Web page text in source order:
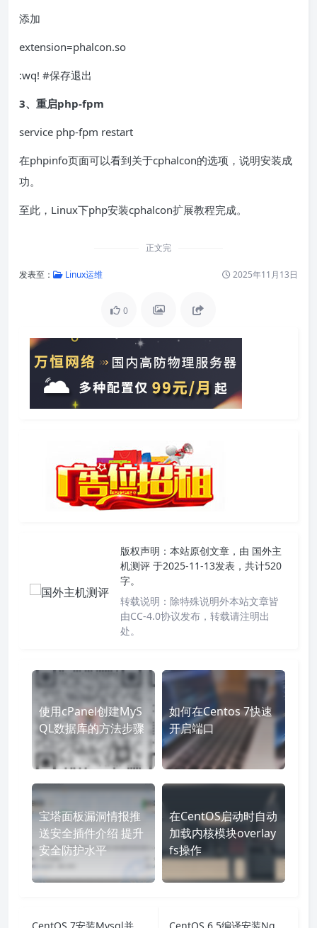
添加
extension=phalcon.so
:wq! #保存退出
3、重启php-fpm
service php-fpm restart
在phpinfo页面可以看到关于cphalcon的选项，说明安装成
功。
至此，Linux下php安装cphalcon扩展教程完成。
正文完
发表至： Linux运维 2025年11月13日
0
版权声明： 本站原创文章，由 国外主
机测评 于2025-11-13发表，共计520
字。
转载说明： 除特殊说明外本站文章皆
由CC-4.0协议发布，转载请注明出
处。
使用cPanel创建MyS
QL数据库的方法步骤
如何在Centos 7快速
开启端口
宝塔面板漏洞情报推
送安全插件介绍 提升
安全防护水平
在CentOS启动时自动
加载内核模块overlay
fs操作